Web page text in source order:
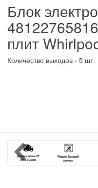
Блок
плит
Количество выходов - 5 шт